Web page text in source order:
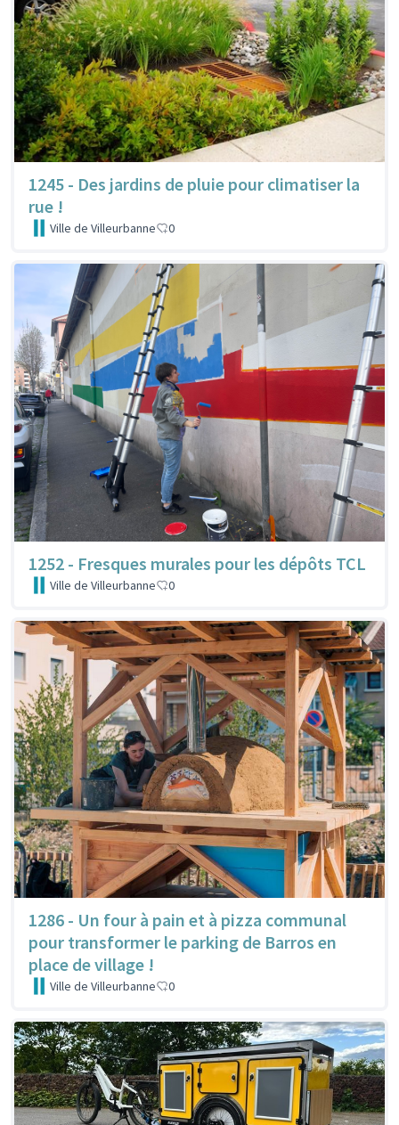
1245 - Des jardins de pluie pour climatiser la
rue !
Ville de Villeurbanne 0
1252 - Fresques murales pour les dépôts TCL
Ville de Villeurbanne 0
1286 - Un four à pain et à pizza communal
pour transformer le parking de Barros en
place de village !
Ville de Villeurbanne 0